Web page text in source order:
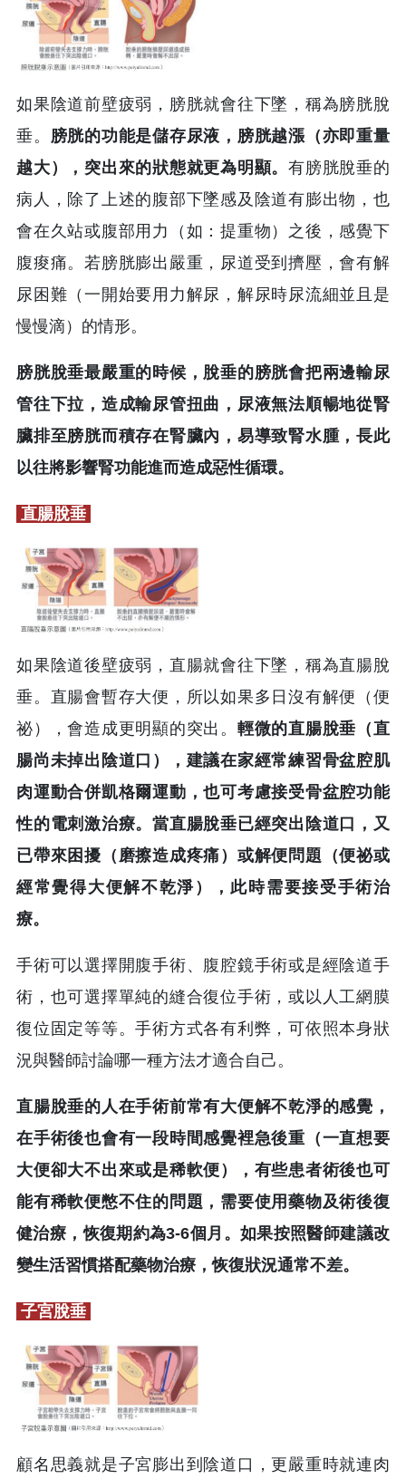
如果陰道前壁疲弱，膀胱就會往下墜，稱為膀胱脫
垂。 膀胱的功能是儲存尿液，膀胱越漲（亦即重量
越大），突出來的狀態就更為明顯。有膀胱脫垂的
病人，除了上述的腹部下墜感及陰道有膨出物，也
會在久站或腹部用力（如：提重物）之後，感覺下
腹痠痛。若膀胱膨出嚴重，尿道受到擠壓，會有解
尿困難（一開始要用力解尿，解尿時尿流細並且是
慢慢滴）的情形。
膀胱脫垂最嚴重的時候，脫垂的膀胱會把兩邊輸尿
管往下拉，造成輸尿管扭曲，尿液無法順暢地從腎
臟排至膀胱而積存在腎臟內，易導致腎水腫，長此
以往將影響腎功能進而造成惡性循環。
直腸脫垂
如果陰道後壁疲弱，直腸就會往下墜，稱為直腸脫
垂。直腸會暫存大便，所以如果多日沒有解便（便
祕），會造成更明顯的突出。 輕微的直腸脫垂（直
腸尚未掉出陰道口），建議在家經常練習骨盆腔肌
肉運動合併凱格爾運動，也可考慮接受骨盆腔功能
性的電刺激治療。當直腸脫垂已經突出陰道口，又
已帶來困擾（磨擦造成疼痛）或解便問題（便祕或
經常覺得大便解不乾淨），此時需要接受手術治
療。
手術可以選擇開腹手術、腹腔鏡手術或是經陰道手
術，也可選擇單純的縫合復位手術，或以人工網膜
復位固定等等。手術方式各有利弊，可依照本身狀
況與醫師討論哪一種方法才適合自己。
直腸脫垂的人在手術前常有大便解不乾淨的感覺，
在手術後也會有一段時間感覺裡急後重（一直想要
大便卻大不出來或是稀軟便），有些患者術後也可
能有稀軟便憋不住的問題，需要使用藥物及術後復
健治療，恢復期約為3-6個月。如果按照醫師建議改
變生活習慣搭配藥物治療，恢復狀況通常不差。
子宮脫垂
顧名思義就是子宮膨出到陰道口，更嚴重時就連肉